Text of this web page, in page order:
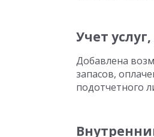
Учет
Добавлена
запасов,
подотчетного